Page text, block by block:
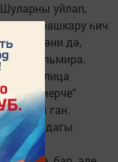
уйлап,
генә башкару һич
әти-әни дә,
– ди Эльмира.
Теплица
“Тимерче”
ган.
агымдагы